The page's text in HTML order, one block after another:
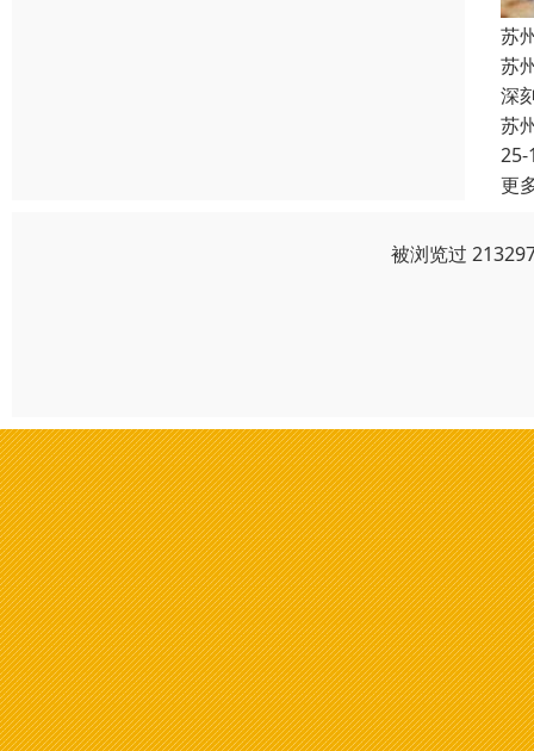
苏
苏
深
苏
25-
更
被浏览过